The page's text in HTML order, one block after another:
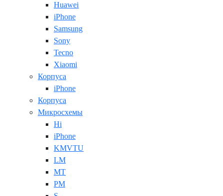
Huawei
iPhone
Samsung
Sony
Tecno
Xiaomi
Корпуса
iPhone
Корпуса
Микросхемы
Hi
iPhone
KMVTU
LM
MT
PM